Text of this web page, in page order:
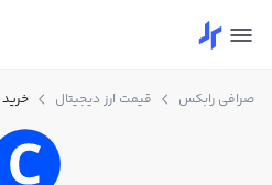
صرافی رابکس قیمت ارز دیجیتال خرید